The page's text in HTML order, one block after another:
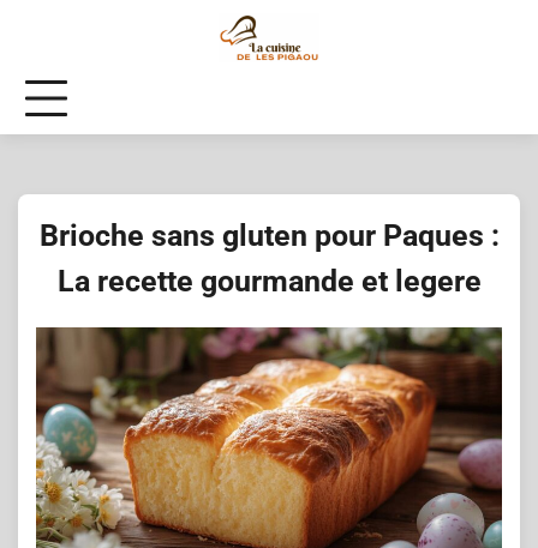
Brioche sans gluten pour Paques :
La recette gourmande et legere